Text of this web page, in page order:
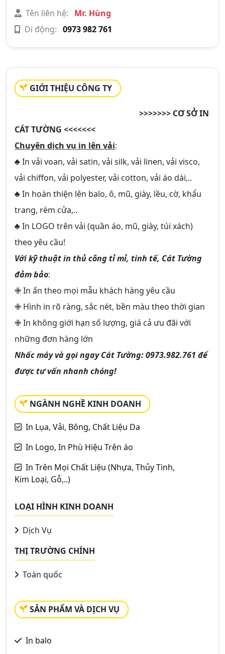
Tên liên hệ:
Mr. Hùng
Di động: 0973 982 761
GIỚI THIỆU CÔNG TY
>>>>>>> CƠ SỞ IN
CÁT TƯỜNG <<<<<<<
Chuyên dịch vụ in lên vải:
♣ In vải voan, vải satin, vải silk, vải linen, vải visco,
vải chiffon, vải polyester, vải cotton, vải áo dài,..
♣ In hoàn thiện lên balo, ô, mũ, giày, lều, cờ, khẩu
trang, rèm cửa,..
♣ In LOGO trên vải (quần áo, mũ, giày, túi xách)
theo yêu cầu!
Với kỹ thuật in thủ công tỉ mỉ, tinh tế, Cát Tường
đảm bảo:
✙ In ấn theo mọi mẫu khách hàng yêu cầu
✙ Hình in rõ ràng, sắc nét, bền màu theo thời gian
✙ In không giới hạn số lượng, giá cả ưu đãi với
những đơn hàng lớn
Nhấc máy và gọi ngay Cát Tường: 0973.982.761 để
được tư vấn nhanh chóng!
NGÀNH NGHỀ KINH DOANH
In Lụa, Vải, Bông, Chất Liệu Da
In Logo, In Phù Hiệu Trên áo
In Trên Mọi Chất Liệu (Nhựa, Thủy Tinh,
Kim Loại, Gỗ,..)
LOẠI HÌNH KINH DOANH
Dịch Vụ
THỊ TRƯỜNG CHÍNH
Toàn quốc
SẢN PHẨM VÀ DỊCH VỤ
In balo